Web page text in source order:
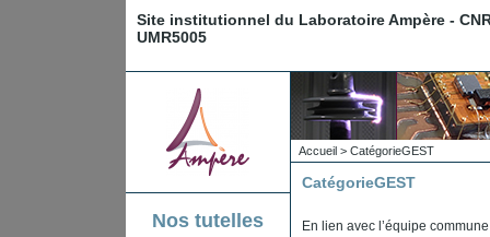
Site institutionnel du Laboratoire Ampère -
UMR5005
Nos tutelles
Accueil > CatégorieGEST
CatégorieGEST
En lien avec l’équipe